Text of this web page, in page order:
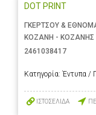
DOT PRINT
ΓΚΕΡΤΣΟΥ &
ΚΟΖΑΝΗ -
2461038417
Κατηγορία: Έντυπα /
ΙΣΤΟΣΕΛΙΔΑ